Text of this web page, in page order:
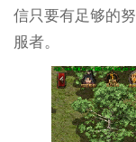
信只要有足够的
服者。